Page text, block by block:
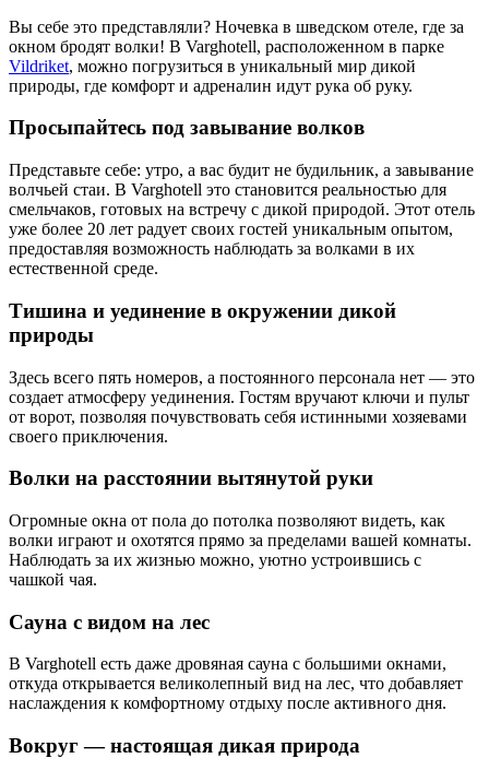
Вы себе это представляли? Ночевка в шведском отеле, где за
окном бродят волки! В Varghotell, расположенном в парке
Vildriket, можно погрузиться в уникальный мир дикой
природы, где комфорт и адреналин идут рука об руку.
Просыпайтесь под завывание волков
Представьте себе: утро, а вас будит не будильник, а завывание
волчьей стаи. В Varghotell это становится реальностью для
смельчаков, готовых на встречу с дикой природой. Этот отель
уже более 20 лет радует своих гостей уникальным опытом,
предоставляя возможность наблюдать за волками в их
естественной среде.
Тишина и уединение в окружении дикой
природы
Здесь всего пять номеров, а постоянного персонала нет — это
создает атмосферу уединения. Гостям вручают ключи и пульт
от ворот, позволяя почувствовать себя истинными хозяевами
своего приключения.
Волки на расстоянии вытянутой руки
Огромные окна от пола до потолка позволяют видеть, как
волки играют и охотятся прямо за пределами вашей комнаты.
Наблюдать за их жизнью можно, уютно устроившись с
чашкой чая.
Сауна с видом на лес
В Varghotell есть даже дровяная сауна с большими окнами,
откуда открывается великолепный вид на лес, что добавляет
наслаждения к комфортному отдыху после активного дня.
Вокруг — настоящая дикая природа